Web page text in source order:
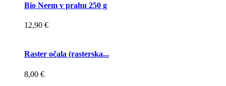
Bio Neem v prahu 250 g
12,90 €
Raster očala (rasterska...
8,00 €